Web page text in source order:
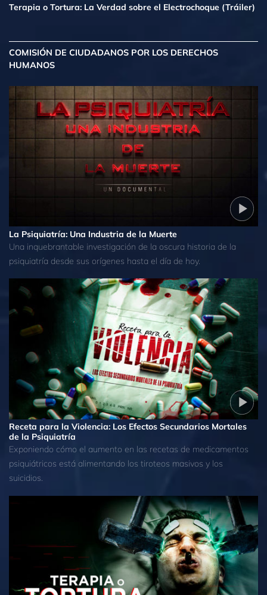
Terapia o Tortura: La Verdad sobre el Electrochoque (Tráiler)
COMISIÓN DE CIUDADANOS POR LOS DERECHOS
HUMANOS
La Psiquiatría: Una Industria de la Muerte
Una inquebrantable investigación de la oscura historia de la
psiquiatría desde sus orígenes hasta el día de hoy.
Receta para la Violencia: Los Efectos Secundarios Mortales
de la Psiquiatría
Exponiendo cómo el aumento en las recetas de medicamentos
psiquiátricos está alimentando los tiroteos masivos y los
suicidios.